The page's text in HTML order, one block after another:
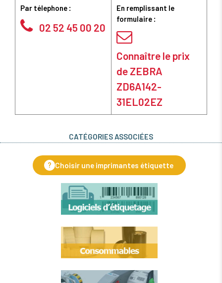
Par télephone :
02 52 45 00 20
En remplissant le
formulaire :
Connaître le prix
de ZEBRA
ZD6A142-
31EL02EZ
CATÉGORIES ASSOCIÉES
? Choisir une imprimantes étiquette